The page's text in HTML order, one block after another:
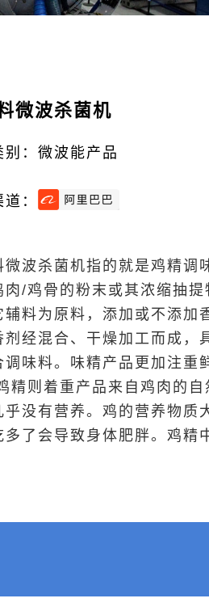
微波杀菌机
别：微波能产品
：
微波杀菌机指的就是鸡精调
肉/鸡骨的粉末或其浓缩抽
辅料为原料，添加或不添加
剂经混合、干燥加工而成，
调味料。味精产品更加注重
精则着重产品来自鸡肉的
乎没有营养。鸡的营养物质
多了会导致身体肥胖。鸡精